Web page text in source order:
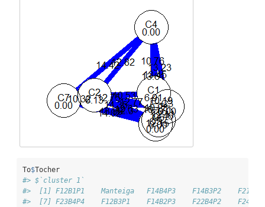
To$Tocher
#> $`cluster 1`
#>  [1] F12B1P1    Manteiga   F14B4P3    F14B3P2
#>  [7] F23B4P4    F12B3P1    F14B2P3    F22B4P2